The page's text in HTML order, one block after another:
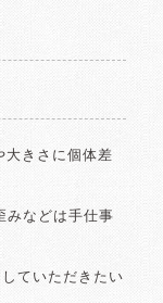
大きさに個体差
みなどは手仕事
ていただきたい